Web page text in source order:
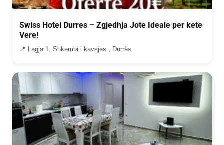
Swiss Hotel Durres – Zgjedhja Jote Ideale per kete
Vere!
📍 Lagja 1, Shkembi i kavajes , Durrës